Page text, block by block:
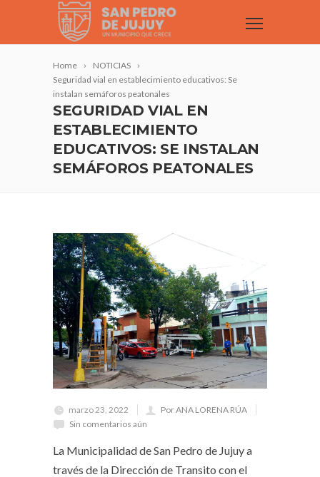
Home
NOTICIAS
Seguridad vial en establecimiento educativos: Se
instalan semáforos peatonales
SEGURIDAD VIAL EN
ESTABLECIMIENTO
EDUCATIVOS: SE INSTALAN
SEMÁFOROS PEATONALES
marzo 23, 2022
Por ANA LORENA RÚA
Sin comentarios aún
La Municipalidad de San Pedro de Jujuy a
través de la Dirección de Transito con el